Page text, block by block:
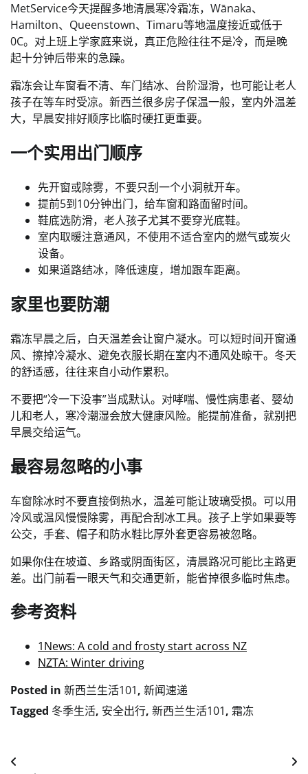
MetService今天提醒多地清晨寒冷霜冻，Wānaka、
Hamilton、Queenstown、Timaru等地温度接近或低于
0C。对上班上学家庭来说，真正危险往往不是冷，而是晚
起十分钟后带来的急躁。
霜冻会让车窗看不清、车门结冰、台阶湿滑，也可能让老人
孩子在等车时受凉。新西兰很多房子保温一般，室内外温差
大，早晨安排好顺序比临时硬扛更重要。
一个实用出门顺序
先开窗或除雾，不要只刮一个小洞就开车。
提前5到10分钟出门，给车窗和路面留时间。
鞋底选防滑，老人孩子尤其不要穿光底鞋。
室内取暖注意通风，不使用不适合室内的燃气或炭火
设备。
如果道路结冰，降低速度，增加跟车距离。
家里也要防潮
霜冻早晨之后，白天温差会让窗户凝水。可以短时间开窗通
风、擦掉冷凝水、避免衣服长期在室内不通风处晾干。冬天
的舒适感，往往来自小动作累积。
不要把“冷一下没事”当成默认。对哮喘、慢性病患者、婴幼
儿和老人，寒冷潮湿会放大健康风险。能提前准备，就别把
早晨交给运气。
最容易忽略的小事
车窗除冰时不要直接倒热水，温差可能让玻璃受损。可以用
冷风或温风慢慢除雾，再配合刮冰工具。孩子上学如果要等
公交，手套、帽子和防水鞋比厚外套更容易被忽略。
如果你住在坡道、乡路或阴面街区，清晨路况可能比主路更
差。出门前看一眼天气和交通更新，能省掉很多临时焦虑。
参考资料
1News: A cold and frosty start across NZ
NZTA: Winter driving
Posted in 新西兰生活101, 新闻速递
Tagged 冬季生活, 安全出行, 新西兰生活101, 霜冻
Post